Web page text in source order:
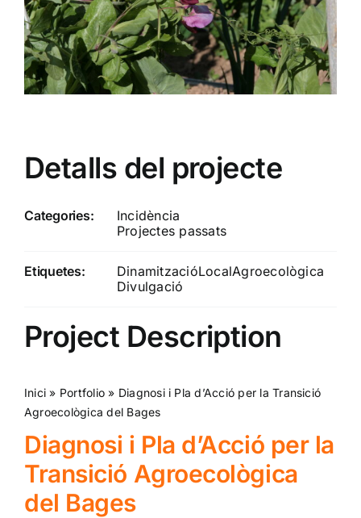
Detalls del projecte
Categories:
Incidència
Projectes passats
Etiquetes:
DinamitzacióLocalAgroecològica
Divulgació
Project Description
Inici » Portfolio » Diagnosi i Pla d’Acció per la Transició
Agroecològica del Bages
Diagnosi i Pla d’Acció per la
Transició Agroecològica
del Bages